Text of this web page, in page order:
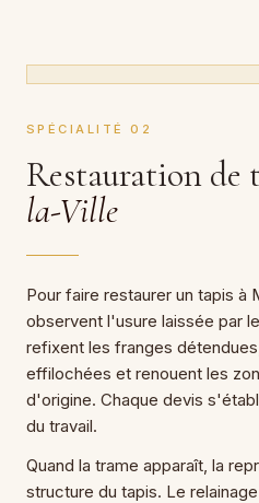
SPÉCIALITÉ 02
Restauration de
la-Ville
Pour faire restaurer un tapis à
observent l'usure laissée par
refixent les franges
effilochées et renouent les
d'origine. Chaque devis
du travail.
Quand la trame apparaît, la
structure du tapis. Le